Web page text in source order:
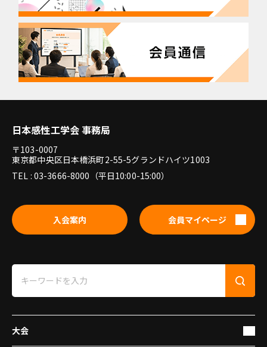
日本感性工学会 事務局
〒103-0007
東京都中央区日本橋浜町2-55-5グランドハイツ1003
TEL : 03-3666-8000（平日10:00-15:00）
入会案内 会員マイページ
大会